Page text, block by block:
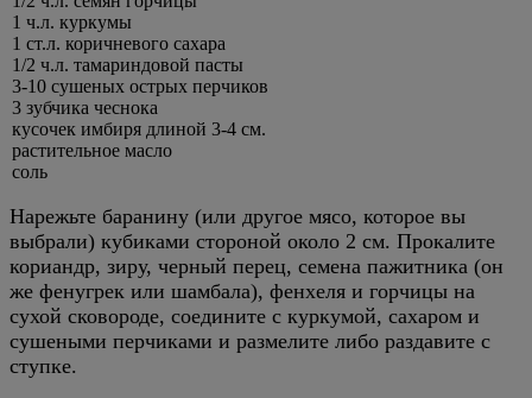
1 ч.л. куркумы
1 ст.л. коричневого сахара
1/2 ч.л. тамариндовой пасты
3-10 сушеных острых перчиков
3 зубчика чеснока
кусочек имбиря длиной 3-4 см.
растительное масло
соль
Нарежьте баранину (или другое мясо, которое вы
выбрали) кубиками стороной около 2 см. Прокалите
кориандр, зиру, черный перец, семена пажитника (он
же фенугрек или шамбала), фенхеля и горчицы на
сухой сковороде, соедините с куркумой, сахаром и
сушеными перчиками и размелите либо раздавите с
ступке.